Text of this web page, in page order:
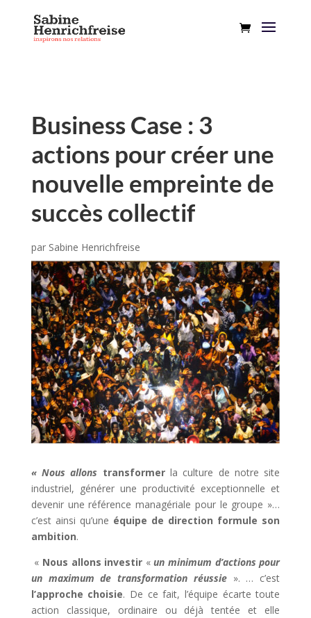
Business Case : 3
actions pour créer une
nouvelle empreinte de
succès collectif
par Sabine Henrichfreise
« Nous allons transformerla culture de notre site
industriel, générer une productivité exceptionnelle et
devenir une référence managériale pour le groupe »…
c’est ainsi qu’une équipe de direction formule son
ambition.
« Nous allons investir «un minimum d’actions pour
un maximum de transformation réussie». … c’est
l’approche choisie. De ce fait, l’équipe écarte toute
action classique, ordinaire ou déjà tentée et elle